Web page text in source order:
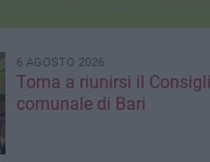
6 AGOSTO 2026
Torna a riunirsi il
comunale di Bari